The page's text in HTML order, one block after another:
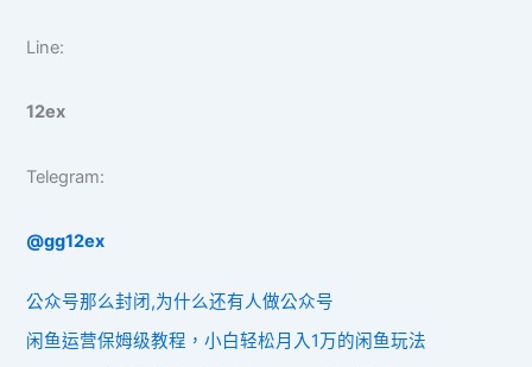
Line:
12ex
Telegram:
@gg12ex
公众号那么封闭,为什么还有人做公众号
闲鱼运营保姆级教程，小白轻松月入1万的闲鱼玩法